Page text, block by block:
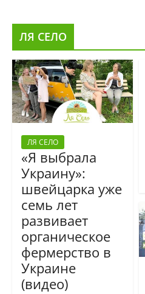
ЛЯ СЕЛО
ЛЯ СЕЛО
«Я выбрала
Украину»:
швейцарка уже
семь лет
развивает
органическое
фермерство в
Украине
(видео)